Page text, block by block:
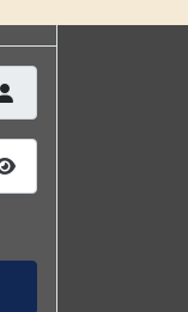
Passwort anzeigen